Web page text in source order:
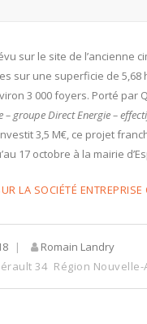
sur le site de l’ancienne
sur une superficie de 5,68
3 000 foyers. Porté par
– groupe Direct Energie –
3,5 M€, ce projet
17 octobre à la mairie
LA SOCIÉTÉ ENTREPRISE
Romain Landry
34 Région